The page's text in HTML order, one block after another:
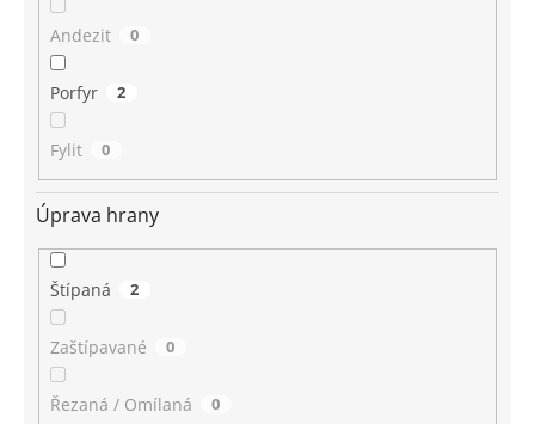
Andezit 0
Porfyr 2
Fylit 0
Úprava hrany
Štípaná 2
Zaštípavané 0
Řezaná / Omílaná 0